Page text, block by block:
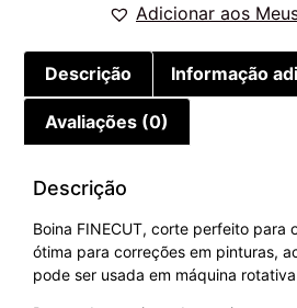
Adicionar aos
Descrição Informação
Avaliações (0)
Descrição
Boina FINECUT, corte perfeito para
ótima para correções em pinturas,
pode ser usada em máquina